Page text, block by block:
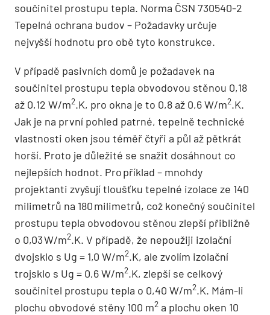
součinitel prostupu tepla. Norma ČSN 730540-2
Tepelná ochrana budov – Požadavky určuje
nejvyšší hodnotu pro obě tyto konstrukce.
V případě pasivních domů je požadavek na
součinitel prostupu tepla obvodovou stěnou 0,18
až 0,12 W/m2.K, pro okna je to 0,8 až 0,6 W/m2.K.
Jak je na první pohled patrné, tepelně technické
vlastnosti oken jsou téměř čtyři a půl až pětkrát
horší. Proto je důležité se snažit dosáhnout co
nejlepších hodnot. Pro příklad – mnohdy
projektanti zvyšují tloušťku tepelné izolace ze 140
milimetrů na 180 milimetrů, což konečný součinitel
prostupu tepla obvodovou stěnou zlepší přibližně
o 0,03 W/m2.K. V případě, že nepoužiji izolační
dvojsklo s Ug = 1,0 W/m2.K, ale zvolím izolační
trojsklo s Ug = 0,6 W/m2.K, zlepší se celkový
součinitel prostupu tepla o 0,40 W/m2.K. Mám-li
plochu obvodové stěny 100 m2 a plochu oken 10